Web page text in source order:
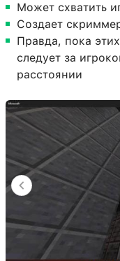
Может схватить
Создает
Правда, пока
следует за
расстоянии